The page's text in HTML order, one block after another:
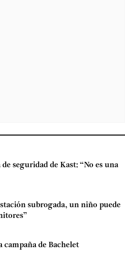
seguridad de Kast: “No es una
subrogada, un niño puede
campaña de Bachelet